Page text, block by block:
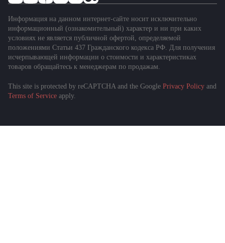
Информация на данном интернет-сайте носит исключительно
информационный (ознакомительный) характер и ни при каких
условиях не является публичной офертой, определяемой
положениями Статьи 437 Гражданского кодекса РФ. Для получения
исчерпывающей информации о стоимости и характеристиках
товаров обращайтесь к менеджерам по продажам.
This site is protected by reCAPTCHA and the Google Privacy Policy and
Terms of Service apply.